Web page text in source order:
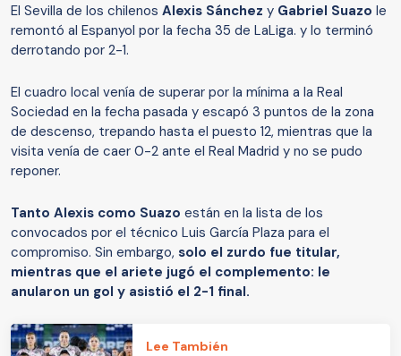
El Sevilla de los chilenos Alexis Sánchez y Gabriel Suazo le
remontó al Espanyol por la fecha 35 de LaLiga. y lo terminó
derrotando por 2-1.
El cuadro local venía de superar por la mínima a la Real
Sociedad en la fecha pasada y escapó 3 puntos de la zona
de descenso, trepando hasta el puesto 12, mientras que la
visita venía de caer 0-2 ante el Real Madrid y no se pudo
reponer.
Tanto Alexis como Suazo están en la lista de los
convocados por el técnico Luis García Plaza para el
compromiso. Sin embargo, solo el zurdo fue titular,
mientras que el ariete jugó el complemento: le
anularon un gol y asistió el 2-1 final.
Lee También